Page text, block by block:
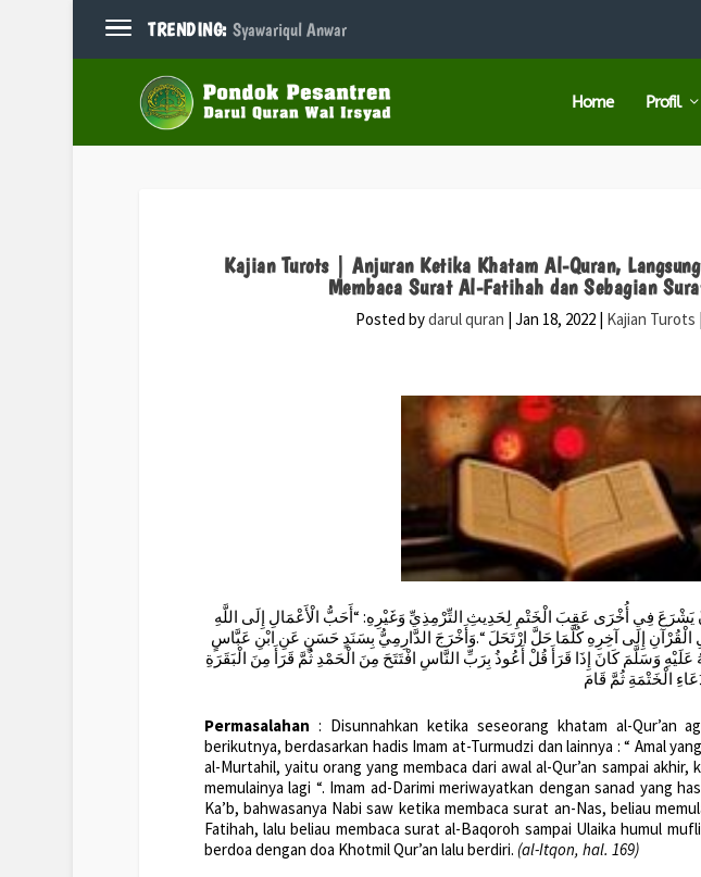
TRENDING: Syawariqul Anwar
Home Profil
Kajian Turots | Anjuran Ketika Khatam Al-Quran,
Membaca Surat Al-Fatihah dan Sebagian
Posted bydarul quran Jan 18, 2022| Kajian Turots
فِي أُخْرَى عَقِبَ الْخَتْمِ لِحَدِيثِ التِّرْمِذِيِّ وَغَيْرِهِ: “أَحَبُّ الْأَعْمَالِ إِلَى اللَّهِ
إِلَى آخِرِهِ كُلَّمَا حَلَّ ارْتَحَلَ “.وَأَخْرَجَ الدَّارِمِيُّ بِسَنَدٍ حَسَنٍ عَنِ ابْنِ عَبَّاسٍ
وَسَلَّمَ كَانَ إِذَا قَرَأَ قُلْ أَعُوذُ بِرَبِّ النَّاسِ افْتَتَحَ مِنَ الْحَمْدِ ثُمَّ قَرَأَ مِنَ الْبَقَرَةِ
الْخَتْمَةِ ثُمَّ قَامَ
Permasalahan : Disunnahkan ketika seseorang khatam al-Qur’an
berikutnya, berdasarkan hadis Imam at-Turmudzi dan lainnya : “ Amal
al-Murtahil, yaitu orang yang membaca dari awal al-Qur’an sampai akhir,
memulainya lagi “. Imam ad-Darimi meriwayatkan dengan sanad yang
Ka’b, bahwasanya Nabi saw ketika membaca surat an-Nas, beliau
Fatihah, lalu beliau membaca surat al-Baqoroh sampai Ulaika humul
berdoa dengan doa Khotmil Qur’an lalu berdiri. (al-Itqon, hal. 169)